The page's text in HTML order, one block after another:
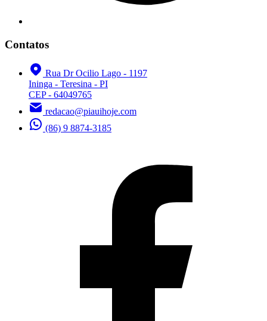
Contatos
Rua Dr Ocilio Lago - 1197
Ininga - Teresina - PI
CEP - 64049765
redacao@piauihoje.com
(86) 9 8874-3185